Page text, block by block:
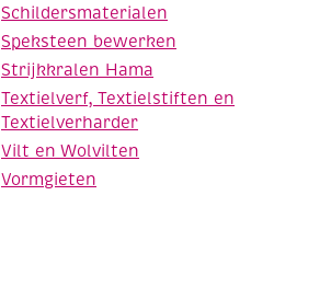
Schildersmaterialen
Speksteen bewerken
Strijkkralen Hama
Textielverf, Textielstiften en
Textielverharder
Vilt en Wolvilten
Vormgieten